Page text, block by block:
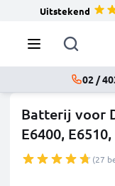
Uitstekend
02 /
Batterij voor
E6400,
(27